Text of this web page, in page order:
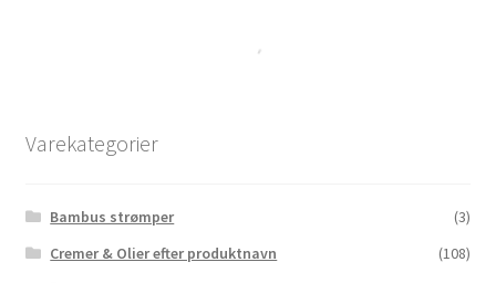
Varekategorier
Bambus strømper
(3)
Cremer & Olier efter produktnavn
(108)